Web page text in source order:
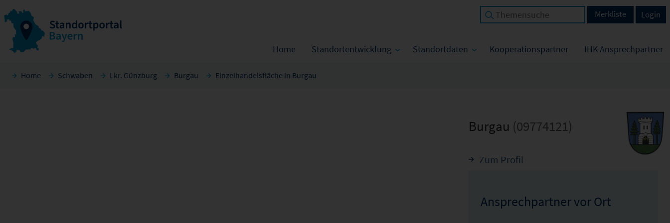
Home Standortentwicklung Standortdaten Kooperationspartner IHK Ansprechpartner
Login
Merkliste
Home Schwaben Lkr. Günzburg Burgau Einzelhandelsfläche in Burgau
Burgau (09774121)
Zum Profil
Ansprechpartner vor Ort